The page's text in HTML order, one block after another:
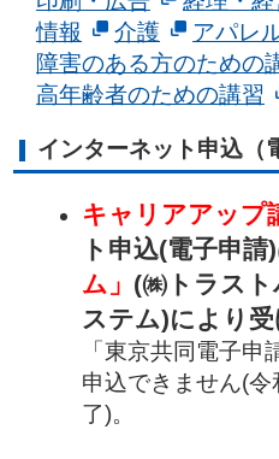
情報
介護 アパレ
障害のある方のための
高年齢者のための講習
インターネット申込（
キャリアアップ
ト申込(電子申請)
ム」 (㈱トラス
ステム)により受
「東京共同電子
申込できません(
了)。